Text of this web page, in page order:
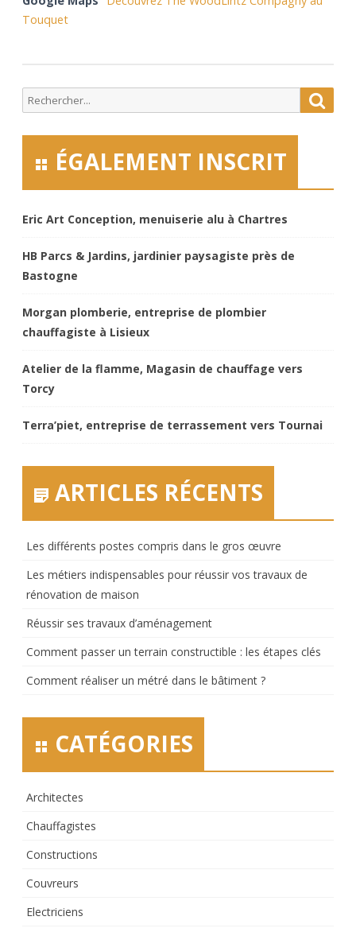
Touquet
Search
for:
ÉGALEMENT INSCRIT
Eric Art Conception, menuiserie alu à Chartres
HB Parcs & Jardins, jardinier paysagiste près de
Bastogne
Morgan plomberie, entreprise de plombier
chauffagiste à Lisieux
Atelier de la flamme, Magasin de chauffage vers
Torcy
Terra’piet, entreprise de terrassement vers Tournai
ARTICLES RÉCENTS
Les différents postes compris dans le gros œuvre
Les métiers indispensables pour réussir vos travaux de
rénovation de maison
Réussir ses travaux d’aménagement
Comment passer un terrain constructible : les étapes clés
Comment réaliser un métré dans le bâtiment ?
CATÉGORIES
Architectes
Chauffagistes
Constructions
Couvreurs
Electriciens